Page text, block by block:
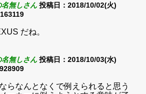
無しさん 投稿日：2018/10/02(火)
だね。
無しさん 投稿日：2018/10/03(水)
らなんとなくで例えられると思う